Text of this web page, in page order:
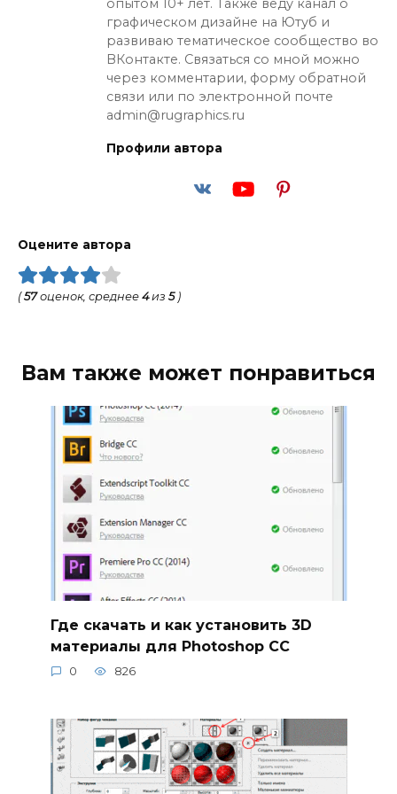
опытом 10+ лет. Также веду канал о
графическом дизайне на Ютуб и
развиваю тематическое сообщество во
ВКонтакте. Связаться со мной можно
через комментарии, форму обратной
связи или по электронной почте
admin@rugraphics.ru
Профили автора
Оцените автора
(57оценок, среднее 4из 5)
Вам также может понравиться
Где скачать и как установить 3D
материалы для Photoshop CC
0 826